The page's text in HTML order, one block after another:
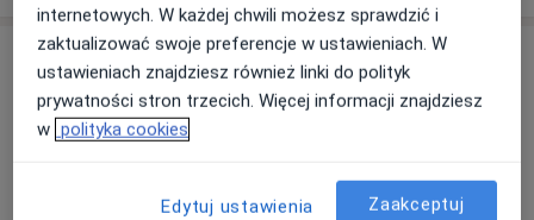
Adres
internetowych. W każdej chwili możesz sprawdzić i
zaktualizować swoje preferencje w ustawieniach. W
ustawieniach znajdziesz również linki do polityk
prywatności stron trzecich. Więcej informacji znajdziesz
w polityka cookies
Edytuj ustawienia Zaakceptuj